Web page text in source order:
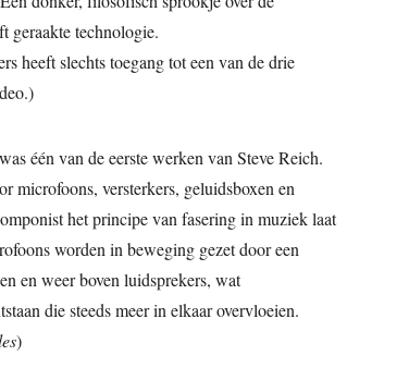
geraakte technologie.
heeft slechts toegang tot een van de drie
één van de eerste werken van Steve Reich.
microfoons, versterkers, geluidsboxen en
het principe van fasering in muziek laat
worden in beweging gezet door een
en weer boven luidsprekers, wat
die steeds meer in elkaar overvloeien.
)